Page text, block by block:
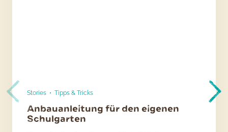
Stories • Tipps & Tricks
Anbauanleitung für den eigenen
Schulgarten